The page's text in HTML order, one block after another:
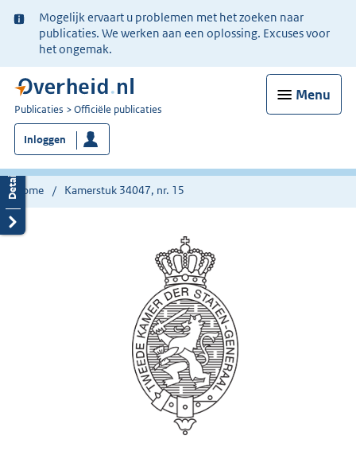
Ter
informatie:
Mogelijk ervaart u problemen met het zoeken naar
publicaties. We werken aan een oplossing. Excuses voor
het ongemak.
Menu
U
bent
nu
hier:
Publicaties Officiële publicaties
Inloggen
Home Kamerstuk 34047, nr. 15